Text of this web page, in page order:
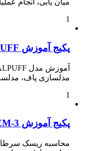
میان یابی، انجام
1
پکیج آموزش CALPUFF
مدلسازی پاف،
1
پکیج آموزش HEM-3
محاسبه ریسک